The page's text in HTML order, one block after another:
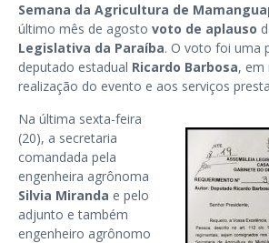
Semana da Agricultura de
último mês de agosto voto de aplauso
Legislativa da Paraíba. O voto foi uma
deputado estadual Ricardo Barbosa, em
realização do evento e aos serviços
Na última sexta-feira
(20), a secretaria
comandada pela
engenheira agrônoma
Silvia Miranda e pelo
adjunto e também
engenheiro agrônomo